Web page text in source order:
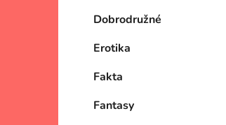
Dobrodružné
Erotika
Fakta
Fantasy